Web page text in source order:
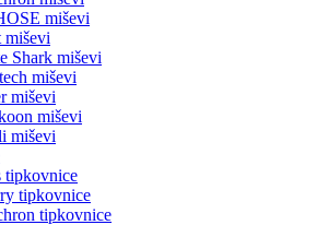
miševi
miševi
Shark miševi
miševi
miševi
miševi
miševi
tipkovnice
tipkovnice
tipkovnice